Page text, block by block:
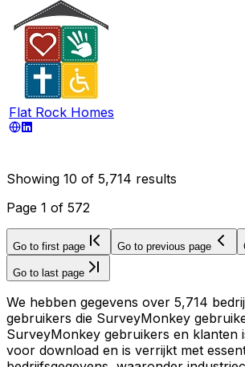
Flat Rock Homes
Showing 10 of 5,714 results
Page 1 of 572
Go to first page Go to previous page
Go to last page
We hebben gegevens over 5,714
gebruikers die SurveyMonkey
SurveyMonkey gebruikers en klanten
voor download en is verrijkt met